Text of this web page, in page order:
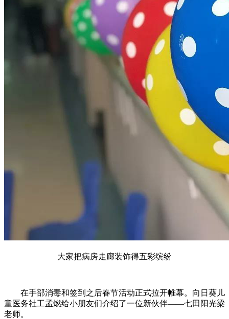
大家把病房走廊装饰得五彩缤纷
在手部消毒和签到之后春节活动正式拉开帷幕。向日葵儿
童医务社工孟燃给小朋友们介绍了一位新伙伴——七田阳光梁
老师。